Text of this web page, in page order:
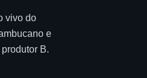
vivo do
e
B.